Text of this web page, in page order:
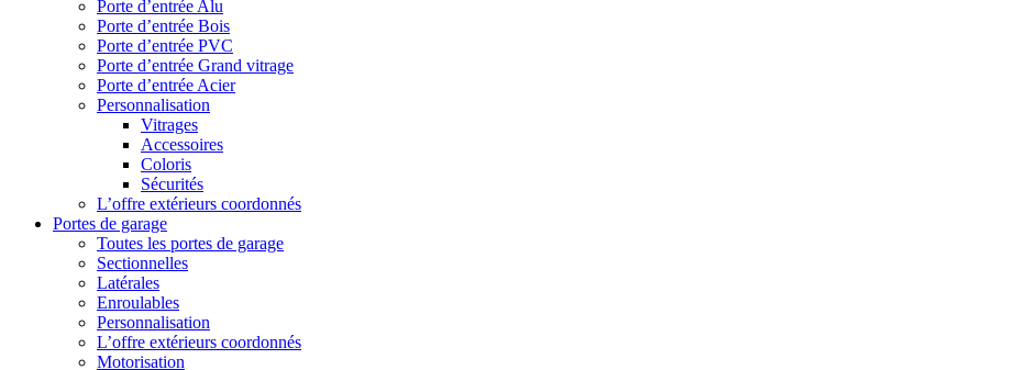
Porte d’entrée Alu
Porte d’entrée Bois
Porte d’entrée PVC
Porte d’entrée Grand vitrage
Porte d’entrée Acier
Personnalisation
Vitrages
Accessoires
Coloris
Sécurités
L’offre extérieurs coordonnés
Portes de garage
Toutes les portes de garage
Sectionnelles
Latérales
Enroulables
Personnalisation
L’offre extérieurs coordonnés
Motorisation